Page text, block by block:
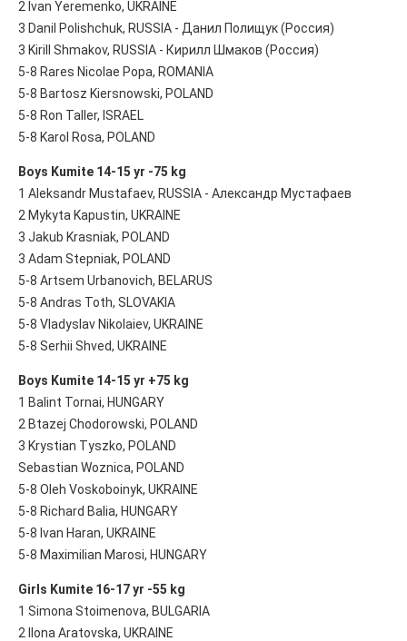
2 Ivan Yeremenko, UKRAINE
3 Danil Polishchuk, RUSSIA - Данил Полищук (Россия)
3 Kirill Shmakov, RUSSIA - Кирилл Шмаков (Россия)
5-8 Rares Nicolae Popa, ROMANIA
5-8 Bartosz Kiersnowski, POLAND
5-8 Ron Taller, ISRAEL
5-8 Karol Rosa, POLAND
Boys Kumite 14-15 yr -75 kg
1 Aleksandr Mustafaev, RUSSIA - Александр Мустафаев
2 Mykyta Kapustin, UKRAINE
3 Jakub Krasniak, POLAND
3 Adam Stepniak, POLAND
5-8 Artsem Urbanovich, BELARUS
5-8 Andras Toth, SLOVAKIA
5-8 Vladyslav Nikolaiev, UKRAINE
5-8 Serhii Shved, UKRAINE
Boys Kumite 14-15 yr +75 kg
1 Balint Tornai, HUNGARY
2 Btazej Chodorowski, POLAND
3 Krystian Tyszko, POLAND
Sebastian Woznica, POLAND
5-8 Oleh Voskoboinyk, UKRAINE
5-8 Richard Balia, HUNGARY
5-8 Ivan Haran, UKRAINE
5-8 Maximilian Marosi, HUNGARY
Girls Kumite 16-17 yr -55 kg
1 Simona Stoimenova, BULGARIA
2 Ilona Aratovska, UKRAINE